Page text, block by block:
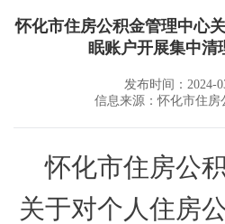
怀化市住房公积金管理中心
眠账户开展集中清
发布时间：2024-
信息来源：怀化市住房
怀化市住房公
关于对个人住房